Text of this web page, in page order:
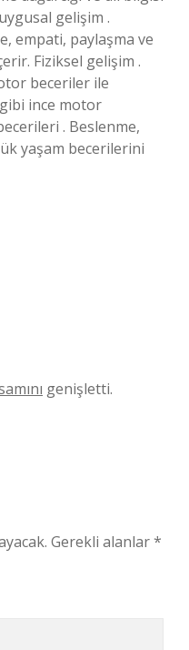
gelişim .
empati, paylaşma ve
Fiziksel gelişim .
beceriler ile
ince motor
. Beslenme,
yaşam becerilerini
genişletti.
Gerekli alanlar*